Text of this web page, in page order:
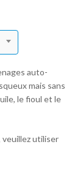
auto-
mais sans
le fioul et le
veuillez utiliser